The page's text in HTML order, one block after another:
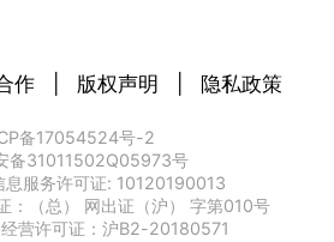
作 版权声明 隐私政策
备17054524号-2
备31011502Q05973号
息服务许可证: 10120190013
：（总） 网出证（沪） 字第010号
营许可证：沪B2-20180571